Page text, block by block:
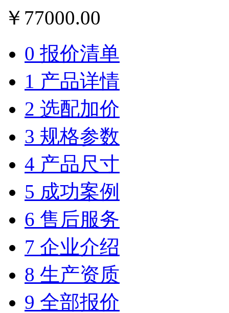
￥ 77000.00
0 报价清单
1 产品详情
2 选配加价
3 规格参数
4 产品尺寸
5 成功案例
6 售后服务
7 企业介绍
8 生产资质
9 全部报价